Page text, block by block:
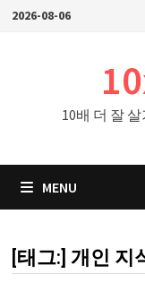
Skip2026-08-06
10배 더 잘
MENU
[태그:]개인 지